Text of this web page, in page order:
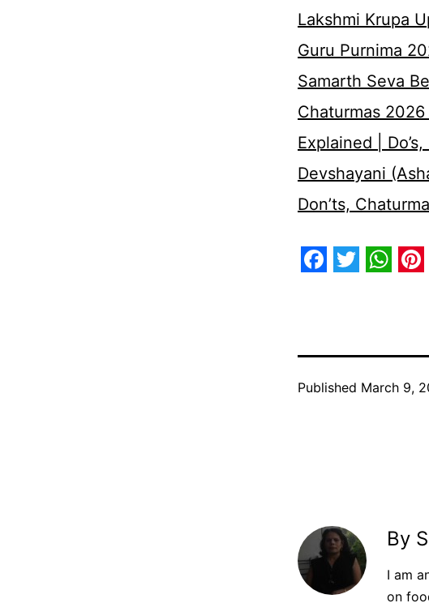
Lakshmi Krupa
Guru Purnima
Samarth Seva
Chaturmas
Explained |
Devshayani
Don’ts,
Published March 9,
By
I am
on